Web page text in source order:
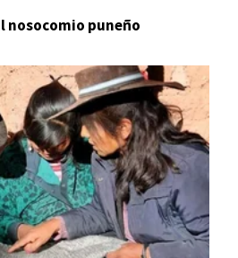
nosocomio puneño